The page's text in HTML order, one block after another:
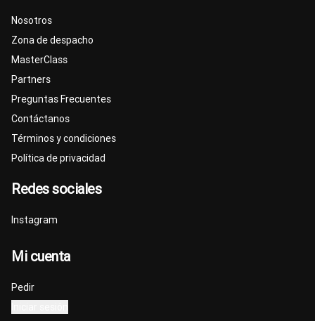
Nosotros
Zona de despacho
MasterClass
Partners
Preguntas Frecuentes
Contáctanos
Términos y condiciones
Política de privacidad
Redes sociales
Instagram
Mi cuenta
Pedir